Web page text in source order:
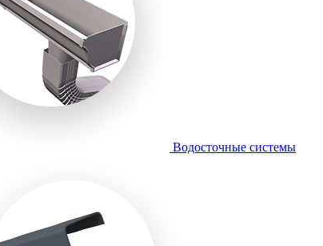
Водосточные системы